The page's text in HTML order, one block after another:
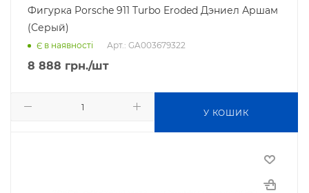
Фигурка Porsche 911 Turbo Eroded Дэниел Аршам
(Серый)
Є в наявності Арт.: GA003679322
8 888 грн./шт
У КОШИК